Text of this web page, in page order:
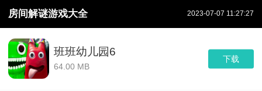
房间解谜游戏大全 2023-07-07 11:27:27
下载
班班幼儿园6
64.00 MB